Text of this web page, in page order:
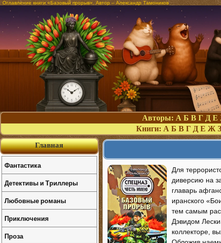
Оглавление книги «Базовый прорыв». Автор – Александр Тамоников
Авторы: А Б В Г Д Е
Книги: А Б В Г Д Е Ж З
Для
диверсию на
главарь
иранского
тем самым
Дэвидом
коллекторе,
Главная
Фантастика
Детективы и Триллеры
Любовные романы
Приключения
Проза